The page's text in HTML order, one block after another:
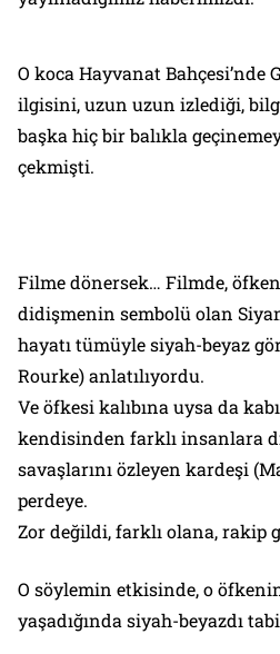
O koca Hayvanat Bahçesi’nde
ilgisini, uzun uzun izlediği,
başka hiç bir balıkla
çekmişti.
Filme dönersek… Filmde,
didişmenin sembolü olan
hayatı tümüyle siyah-beyaz
Rourke) anlatılıyordu.
Ve öfkesi kalıbına uysa da
kendisinden farklı insanlara
savaşlarını özleyen kardeşi
perdeye.
Zor değildi, farklı olana, rakip
O söylemin etkisinde, o
yaşadığında siyah-beyazdı